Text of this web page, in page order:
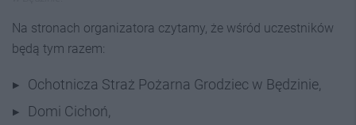
Na stronach organizatora czytamy, że wśród uczestników
będą tym razem:
Ochotnicza Straż Pożarna Grodziec w Będzinie,
Domi Cichoń,